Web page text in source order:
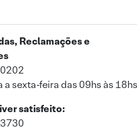
Reclamações e
a sexta-feira das 09hs às 18hs
satisfeito: